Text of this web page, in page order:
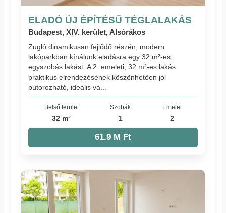
ELADÓ ÚJ ÉPÍTÉSŰ TÉGLALAKÁS
Budapest, XIV. kerület, Alsórákos
Zugló dinamikusan fejlődő részén, modern
lakóparkban kínálunk eladásra egy 32 m²-es,
egyszobás lakást. A 2. emeleti, 32 m²-es lakás
praktikus elrendezésének köszönhetően jól
bútorozható, ideális vá...
Belső terület
32 m²
Szobák
1
Emelet
2
61.9 M Ft